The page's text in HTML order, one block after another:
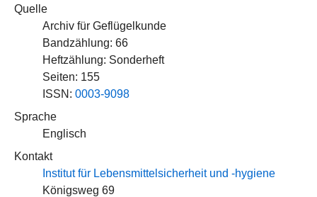
Quelle
Archiv für Geflügelkunde
Bandzählung: 66
Heftzählung: Sonderheft
Seiten: 155
ISSN: 0003-9098
Sprache
Englisch
Kontakt
Institut für Lebensmittelsicherheit und -hygiene
Königsweg 69